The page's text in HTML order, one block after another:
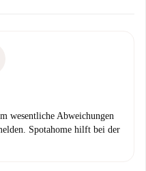
wesentliche Abweichungen
Spotahome hilft bei der